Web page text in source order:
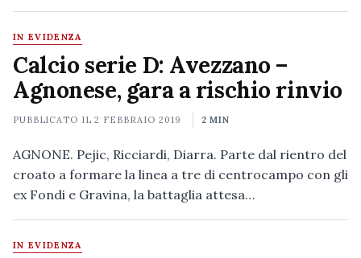
IN EVIDENZA
Calcio serie D: Avezzano –
Agnonese, gara a rischio rinvio
PUBBLICATO IL2 FEBBRAIO 2019 2 MIN
AGNONE. Pejic, Ricciardi, Diarra. Parte dal rientro del
croato a formare la linea a tre di centrocampo con gli
ex Fondi e Gravina, la battaglia attesa…
IN EVIDENZA